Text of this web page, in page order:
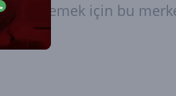
belirlemek için bu